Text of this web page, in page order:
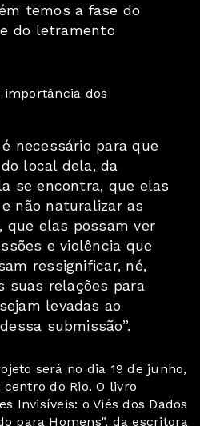
temos a fase do
do letramento
importância dos
necessário para que
local dela, da
se encontra, que elas
não naturalizar as
que elas possam ver
e violência que
ressignificar, né,
suas relações para
levadas ao
submissão”.
será no dia 19 de junho,
do Rio. O livro
Invisíveis: o Viés dos Dados
para Homens", da escritora